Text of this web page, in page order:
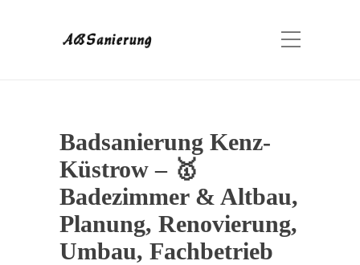
Badsanierung Kenz-
Küstrow – 🥇
Badezimmer & Altbau,
Planung, Renovierung,
Umbau, Fachbetrieb